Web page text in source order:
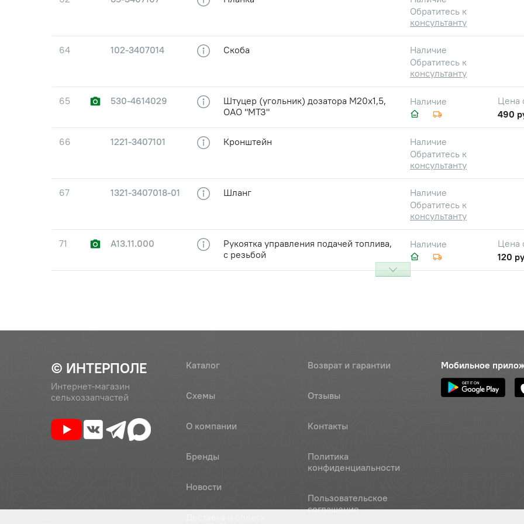
Обратитесь к
консультанту
64 102-3407014 Скоба
Наличие
Обратитесь к
консультанту
65 530-4614029
Штуцер (угольник) дозатора М20х1,5,
ОАО "МТЗ"
Наличие
Цена
490
66 1221-3407101 Кронштейн
Наличие
Обратитесь к
консультанту
67 1321-3407018-01 Шланг
Наличие
Обратитесь к
консультанту
71 А13.11.000
Рукоятка управления подачей топлива,
с резьбой
Наличие
Цена
120
76 (М8х20х1,25) Наличие
Цена
326
77 (М8х30х1,25)
головка, класс 5.8
Болт М 8х 35х1,25 шестигранная
Болт М10х 25х1,5 шестигранная головка,
класс 5.8, полная резьба
365
© ИНТЕРПОЛЕ
Интернет-магазин
сельхоззапчастей
Каталог
Схемы
О компании
Бренды
Новости
Возврат и гарантии
Отзывы
Контакты
Политика
конфиденциальности
Пользовательское
соглашение
Мобильное